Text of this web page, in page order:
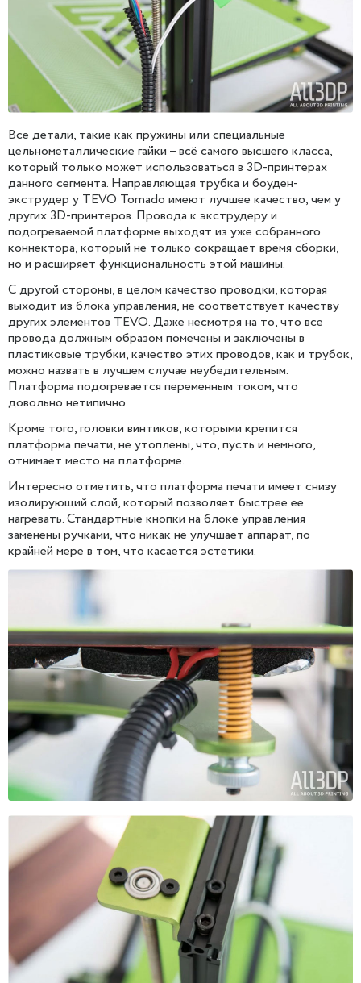
Все детали, такие как пружины или специальные
цельнометаллические гайки – всё самого высшего класса,
который только может использоваться в 3D-принтерах
данного сегмента. Направляющая трубка и боуден-
экструдер у TEVO Tornado имеют лучшее качество, чем у
других 3D-принтеров. Провода к экструдеру и
подогреваемой платформе выходят из уже собранного
коннектора, который не только сокращает время сборки,
но и расширяет функциональность этой машины.
С другой стороны, в целом качество проводки, которая
выходит из блока управления, не соответствует качеству
других элементов TEVO. Даже несмотря на то, что все
провода должным образом помечены и заключены в
пластиковые трубки, качество этих проводов, как и трубок,
можно назвать в лучшем случае неубедительным.
Платформа подогревается переменным током, что
довольно нетипично.
Кроме того, головки винтиков, которыми крепится
платформа печати, не утоплены, что, пусть и немного,
отнимает место на платформе.
Интересно отметить, что платформа печати имеет снизу
изолирующий слой, который позволяет быстрее ее
нагревать. Стандартные кнопки на блоке управления
заменены ручками, что никак не улучшает аппарат, по
крайней мере в том, что касается эстетики.